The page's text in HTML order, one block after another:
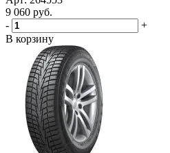
9 060 руб.
-
+
В корзину